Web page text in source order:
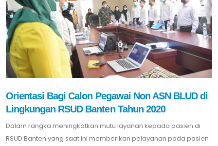
Orientasi Bagi Calon Pegawai Non ASN BLUD di
Lingkungan RSUD Banten Tahun 2020
Dalam rangka meningkatkan mutu layanan kepada pasien di
RSUD Banten yang saat ini memberikan pelayanan pada pasien